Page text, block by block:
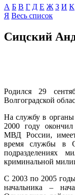
А Б В Г Д E Ж З И К
Я Весь список
Сицский
Родился 29
Волгоградской
На службу в органы
2000 году
МВД России,
время службы в
подразделениях
криминальной
С 2003 по 2005
начальника –